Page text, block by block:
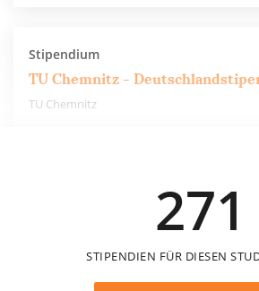
Stipendium
TU Chemnitz -
TU Chemnitz
271
STIPENDIEN FÜR DIESEN